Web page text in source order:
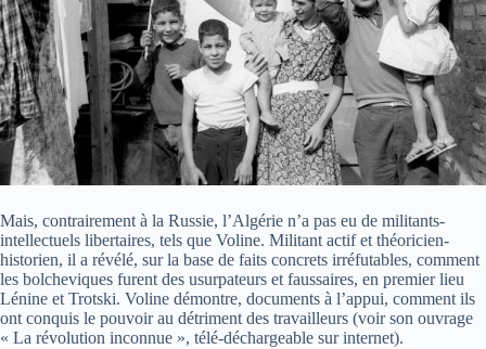
Mais, contrairement à la Russie, l’Algérie n’a pas eu de militants-
intellectuels libertaires, tels que Voline. Militant actif et théoricien-
historien, il a révélé, sur la base de faits concrets irréfutables, comment
les bolcheviques furent des usurpateurs et faussaires, en premier lieu
Lénine et Trotski. Voline démontre, documents à l’appui, comment ils
ont conquis le pouvoir au détriment des travailleurs (voir son ouvrage
« La révolution inconnue », télé-déchargeable sur internet).